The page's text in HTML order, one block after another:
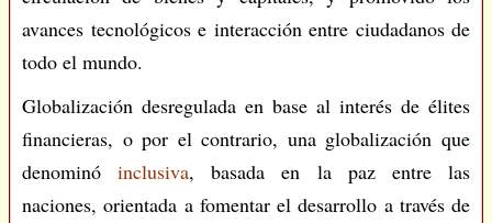
avances tecnológicos e interacción entre ciudadanos de
todo el mundo.
Globalización desregulada en base al interés de élites
financieras, o por el contrario, una globalización que
denominóinclusiva, basada en la paz entre las
naciones, orientada a fomentar el desarrollo a través de